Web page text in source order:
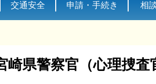
交通安全 申請・手続き 相
崎県警察官（心理捜査